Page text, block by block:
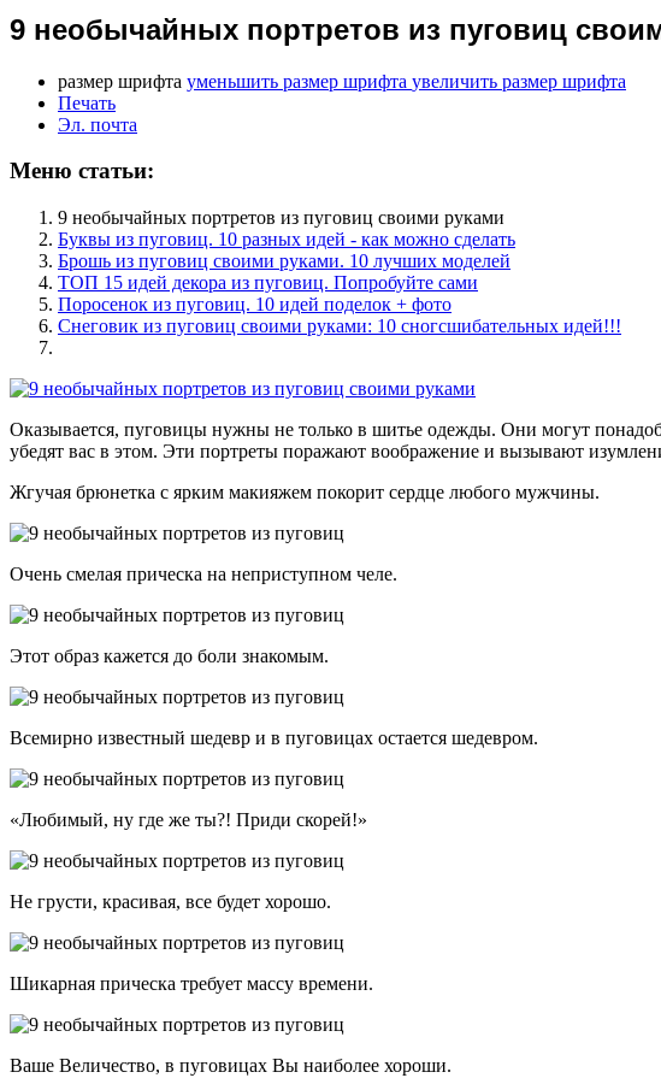
9 необычайных портретов из пуговиц
размер шрифта уменьшить размер шрифта увеличить размер шрифта
Печать
Эл. почта
Меню статьи:
9 необычайных портретов из пуговиц своими руками
Буквы из пуговиц. 10 разных идей - как можно сделать
Брошь из пуговиц своими руками. 10 лучших моделей
ТОП 15 идей декора из пуговиц. Попробуйте сами
Поросенок из пуговиц. 10 идей поделок + фото
Снеговик из пуговиц своими руками: 10 сногсшибательных идей!!!
Оказывается, пуговицы нужны не только в шитье одежды. Они могут
убедят вас в этом. Эти портреты поражают воображение и вызывают
Жгучая брюнетка с ярким макияжем покорит сердце любого мужчины.
Очень смелая прическа на неприступном челе.
Этот образ кажется до боли знакомым.
Всемирно известный шедевр и в пуговицах остается шедевром.
«Любимый, ну где же ты?! Приди скорей!»
Не грусти, красивая, все будет хорошо.
Шикарная прическа требует массу времени.
Ваше Величество, в пуговицах Вы наиболее хороши.